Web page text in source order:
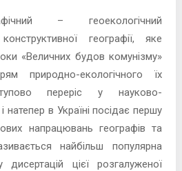
– геоекологічний
географії, яке
«Величних будов комунізму»
природно-екологічного їх
переріс у науково-
в Україні посідає першу
напрацювань географів та
найбільш популярна
дисертацій цієї розгалуженої